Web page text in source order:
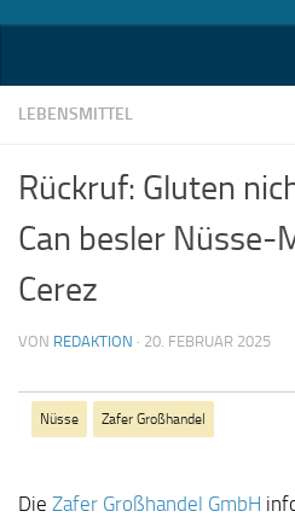
LEBENSMITTEL
Rückruf: Gluten
Can besler Nüsse-
Cerez
VON REDAKTION · 20. FEBRUAR 2025
Nüsse Zafer Großhandel
Die Zafer Großhandel GmbH